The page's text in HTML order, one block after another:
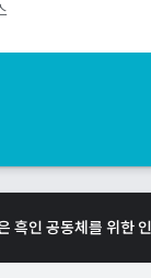
흑인 공동체를 위한